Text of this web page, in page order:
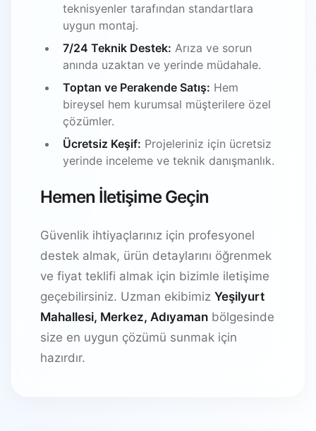
teknisyenler tarafından standartlara
uygun montaj.
7/24 Teknik Destek: Arıza ve sorun
anında uzaktan ve yerinde müdahale.
Toptan ve Perakende Satış: Hem
bireysel hem kurumsal müşterilere özel
çözümler.
Ücretsiz Keşif: Projeleriniz için ücretsiz
yerinde inceleme ve teknik danışmanlık.
Hemen İletişime Geçin
Güvenlik ihtiyaçlarınız için profesyonel
destek almak, ürün detaylarını öğrenmek
ve fiyat teklifi almak için bizimle iletişime
geçebilirsiniz. Uzman ekibimiz Yeşilyurt
Mahallesi, Merkez, Adıyaman bölgesinde
size en uygun çözümü sunmak için
hazırdır.